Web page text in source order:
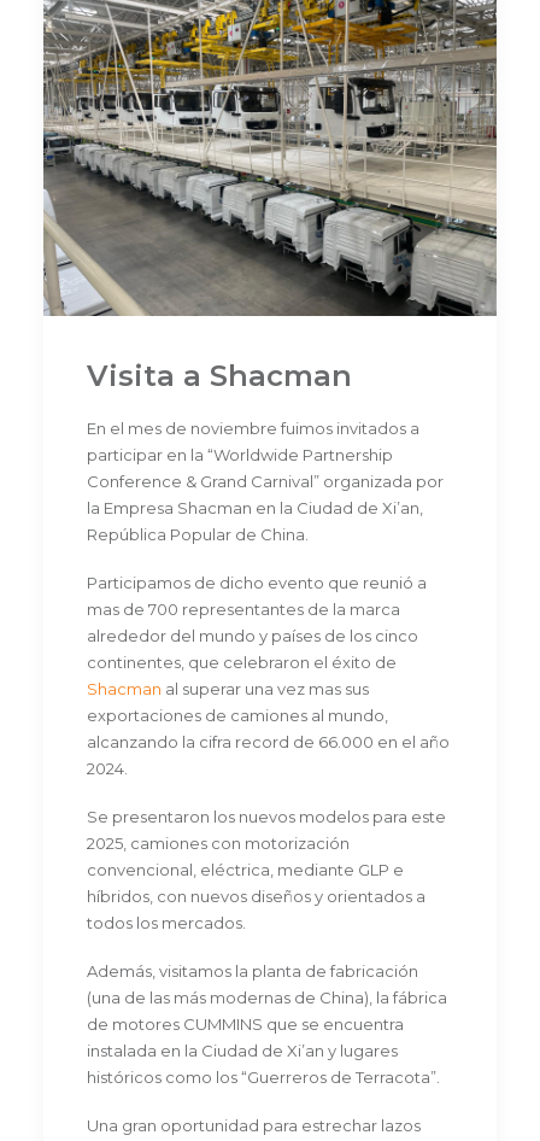
Visita a Shacman
En el mes de noviembre fuimos invitados a
participar en la “Worldwide Partnership
Conference & Grand Carnival” organizada por
la Empresa Shacman en la Ciudad de Xi’an,
República Popular de China.
Participamos de dicho evento que reunió a
mas de 700 representantes de la marca
alrededor del mundo y países de los cinco
continentes, que celebraron el éxito de
Shacman al superar una vez mas sus
exportaciones de camiones al mundo,
alcanzando la cifra record de 66.000 en el año
2024.
Se presentaron los nuevos modelos para este
2025, camiones con motorización
convencional, eléctrica, mediante GLP e
híbridos, con nuevos diseños y orientados a
todos los mercados.
Además, visitamos la planta de fabricación
(una de las más modernas de China), la fábrica
de motores CUMMINS que se encuentra
instalada en la Ciudad de Xi’an y lugares
históricos como los “Guerreros de Terracota”.
Una gran oportunidad para estrechar lazos